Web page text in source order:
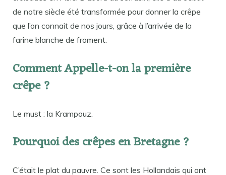
de notre siècle été transformée pour donner la crêpe
que l’on connait de nos jours, grâce à l’arrivée de la
farine blanche de froment.
Comment Appelle-t-on la première
crêpe ?
Le must : la Krampouz.
Pourquoi des crêpes en Bretagne ?
C’était le plat du pauvre. Ce sont les Hollandais qui ont